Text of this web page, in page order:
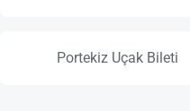
Portekiz Uçak Bileti